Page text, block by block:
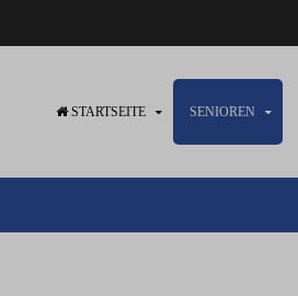
STARTSEITE SENIOREN